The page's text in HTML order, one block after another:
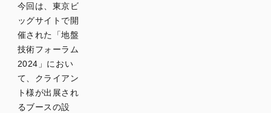
ブース
立地と
来場者
の動線
を考慮
する
メイン
となる
今回は、東京ビ
ッグサイトで開
催された「地盤
技術フォーラム
2024」におい
て、クライアン
ト様が出展され
るブースの設